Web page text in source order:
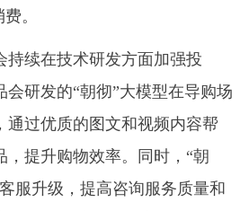
。
持续在技术研发方面加强投
会研发的“朝彻”大模型在导购场
通过优质的图文和视频内容帮
，提升购物效率。同时，“朝
服升级，提高咨询服务质量和